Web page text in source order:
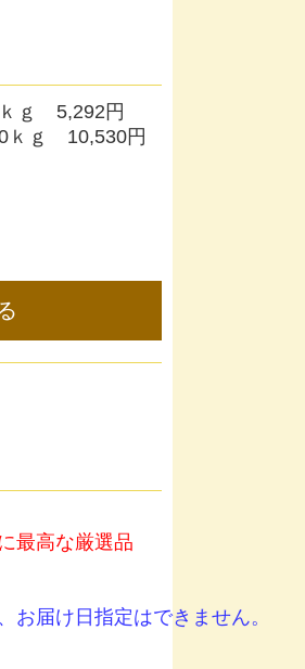
ｇ 5,292円
ｋｇ 10,530円
最高な厳選品
お届け日指定はできません。